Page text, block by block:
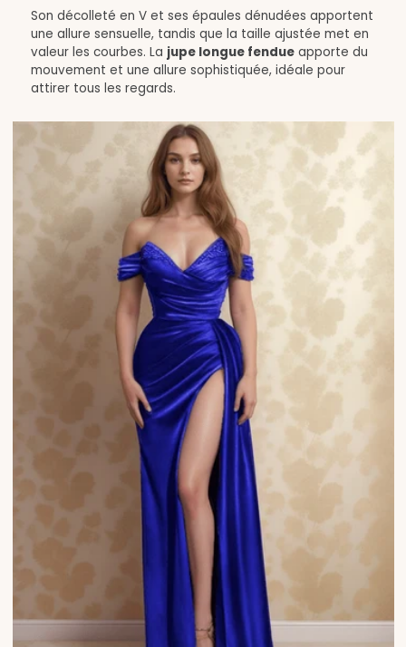
Son décolleté en V et ses épaules dénudées apportent
une allure sensuelle, tandis que la taille ajustée met en
valeur les courbes. La jupe longue fendueapporte du
mouvement et une allure sophistiquée, idéale pour
attirer tous les regards.